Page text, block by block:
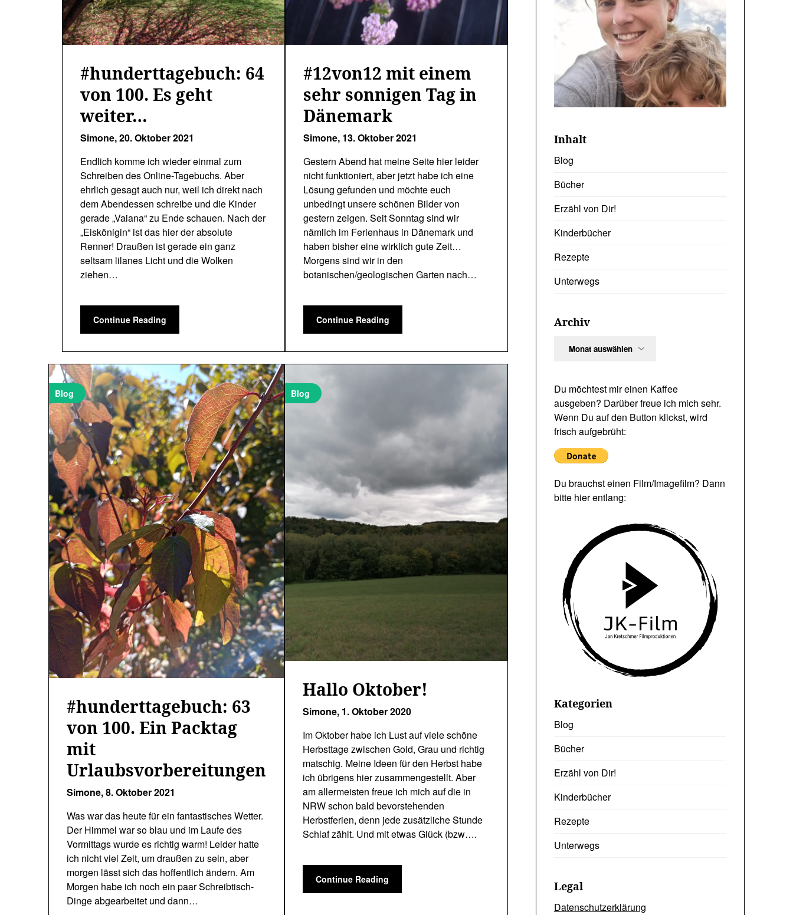
#hunderttagebuch: 64
von 100. Es geht
weiter…
Simone,20. Oktober 2021
Endlich komme ich wieder einmal zum
Schreiben des Online-Tagebuchs. Aber
ehrlich gesagt auch nur, weil ich direkt nach
dem Abendessen schreibe und die Kinder
gerade „Vaiana“ zu Ende schauen. Nach der
„Eiskönigin“ ist das hier der absolute
Renner! Draußen ist gerade ein ganz
seltsam lilanes Licht und die Wolken
ziehen…
Continue Reading
#12von12 mit einem
sehr sonnigen Tag in
Dänemark
Simone, 13. Oktober 2021
Gestern Abend hat meine Seite hier leider
nicht funktioniert, aber jetzt habe ich eine
Lösung gefunden und möchte euch
unbedingt unsere schönen Bilder von
gestern zeigen. Seit Sonntag sind wir
nämlich im Ferienhaus in Dänemark und
haben bisher eine wirklich gute Zeit…
Morgens sind wir in den
botanischen/geologischen Garten nach…
Continue Reading
Blog
#hunderttagebuch: 63
von 100. Ein Packtag
mit
Urlaubsvorbereitungen
Simone,8. Oktober 2021
Was war das heute für ein fantastisches Wetter.
Der Himmel war so blau und im Laufe des
Vormittags wurde es richtig warm! Leider hatte
ich nicht viel Zeit, um draußen zu sein, aber
morgen lässt sich das hoffentlich ändern. Am
Morgen habe ich noch ein paar Schreibtisch-
Dinge abgearbeitet und dann…
Blog
Hallo Oktober!
Simone, 1. Oktober 2020
Im Oktober habe ich Lust auf viele schöne
Herbsttage zwischen Gold, Grau und richtig
matschig. Meine Ideen für den Herbst habe
ich übrigens hier zusammengestellt. Aber
am allermeisten freue ich mich auf die in
NRW schon bald bevorstehenden
Herbstferien, denn jede zusätzliche Stunde
Schlaf zählt. Und mit etwas Glück (bzw….
Continue Reading
Inhalt
Blog
Bücher
Erzähl von Dir!
Kinderbücher
Rezepte
Unterwegs
Archiv
Du möchtest mir einen Kaffee
ausgeben? Darüber freue ich mich sehr.
Wenn Du auf den Button klickst, wird
frisch aufgebrüht:
Du brauchst einen Film/Imagefilm? Dann
bitte hier entlang:
Kategorien
Blog
Bücher
Erzähl von Dir!
Kinderbücher
Rezepte
Unterwegs
Legal
Datenschutzerklärung